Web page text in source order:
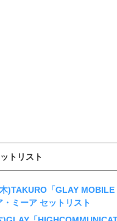
トリスト
)TAKURO「GLAY
ミーア セットリスト